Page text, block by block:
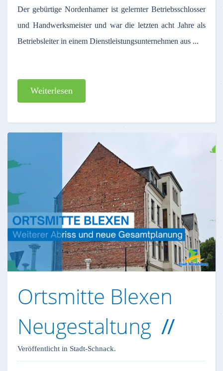
Der gebürtige Nordenhamer ist gelernter Betriebsschlosser
und Handwerksmeister und war die letzten acht Jahre als
Betriebsleiter in einem Dienstleistungsunternehmen aus ...
Weiterlesen
Ortsmitte Blexen
Neugestaltung
Veröffentlicht in Stadt-Schnack.